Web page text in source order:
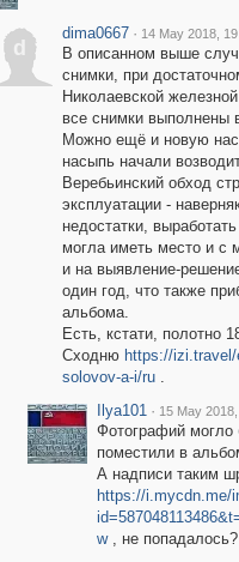
d
dima0667 · 14 May 2018,
В описанном выше
снимки, при
Николаевской
все снимки выполнены
Можно ещё и новую
насыпь начали
Веребьинский обход
эксплуатации -
недостатки,
могла иметь место и с
и на выявление-
один год, что также
альбома.
Есть, кстати, полотно
Сходню https://
solovov-a-i/ru.
Ilya101 · 15 May
Фотографий могло
поместили в
А надписи таким
https://i.mycdn.me/
w, не попадалось?